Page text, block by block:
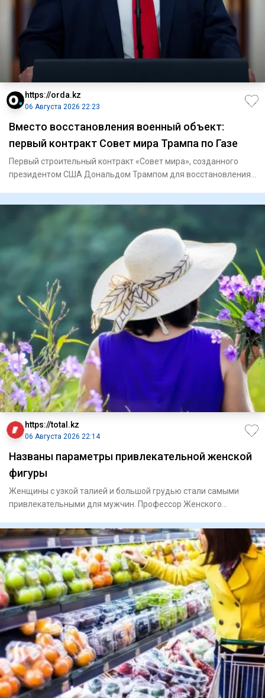
https://orda.kz
06 Августа 2026 22:23
Вместо восстановления военный объект:
первый контракт Совет мира Трампа по Газе
Первый строительный контракт «Совет мира», созданного
президентом США Дональдом Трампом для восстановления
https://total.kz
06 Августа 2026 22:14
Названы параметры привлекательной женской
фигуры
Женщины с узкой талией и большой грудью стали самыми
привлекательными для мужчин. Профессор Женского